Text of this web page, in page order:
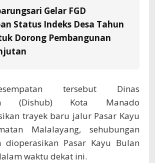
Gelar FGD
Status Indeks Desa Tahun
Dorong Pembangunan
tersebut Dinas
(Dishub) Kota Manado
trayek baru jalur Pasar Kayu
Malalayang, sehubungan
dioperasikan Pasar Kayu Bulan
waktu dekat ini.